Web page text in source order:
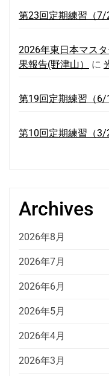
第23回定期練習（7/
2026年東日本マス
果報告(野津山）
に
第19回定期練習（6/
第10回定期練習（3/
Archives
2026年8月
2026年7月
2026年6月
2026年5月
2026年4月
2026年3月